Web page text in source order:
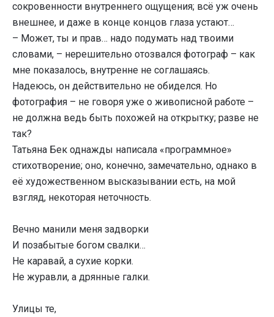
сокровенности внутреннего ощущения; всё уж очень
внешнее, и даже в конце концов глаза устают…
– Может, ты и прав… надо подумать над твоими
словами, – нерешительно отозвался фотограф – как
мне показалось, внутренне не соглашаясь.
Надеюсь, он действительно не обиделся. Но
фотография – не говоря уже о живописной работе –
не должна ведь быть похожей на открытку; разве не
так?
Татьяна Бек однажды написала «программное»
стихотворение; оно, конечно, замечательно, однако в
её художественном высказывании есть, на мой
взгляд, некоторая неточность.
Вечно манили меня задворки
И позабытые богом свалки…
Не каравай, а сухие корки.
Не журавли, а дрянные галки.
Улицы те,